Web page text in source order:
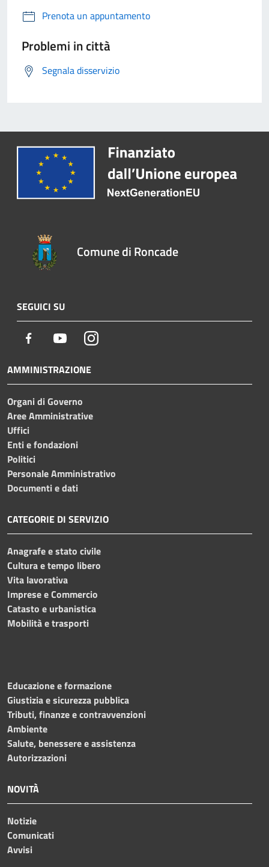
Prenota un appuntamento
Problemi in città
Segnala disservizio
Comune di Roncade
SEGUICI SU
Facebook YoutubeInstagram
AMMINISTRAZIONE
Organi di Governo
Aree Amministrative
Uffici
Enti e fondazioni
Politici
Personale Amministrativo
Documenti e dati
CATEGORIE DI SERVIZIO
Anagrafe e stato civile
Cultura e tempo libero
Vita lavorativa
Imprese e Commercio
Catasto e urbanistica
Mobilità e trasporti
Educazione e formazione
Giustizia e sicurezza pubblica
Tributi, finanze e contravvenzioni
Ambiente
Salute, benessere e assistenza
Autorizzazioni
NOVITÀ
Notizie
Comunicati
Avvisi